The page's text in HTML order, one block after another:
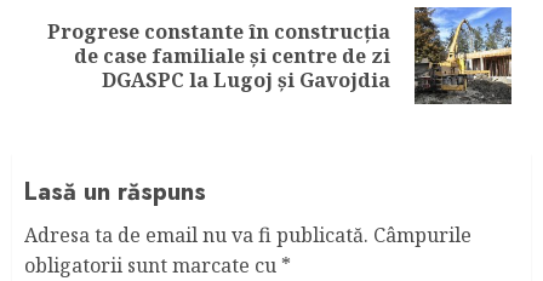
Next
Progrese constante în construcția
de case familiale și centre de zi
DGASPC la Lugoj și Gavojdia
Lasă un răspuns
Adresa ta de email nu va fi publicată. Câmpurile
obligatorii sunt marcate cu *